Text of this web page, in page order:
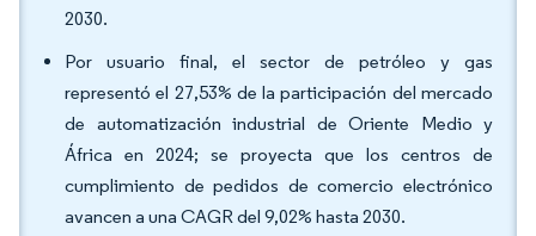
2030.
Por usuario final, el sector de petróleo y gas
representó el 27,53% de la participación del mercado
de automatización industrial de Oriente Medio y
África en 2024; se proyecta que los centros de
cumplimiento de pedidos de comercio electrónico
avancen a una CAGR del 9,02% hasta 2030.